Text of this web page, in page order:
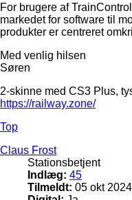
For brugere af
markedet for software til
produkter er centreret
Med venlig hilsen
Søren
2-skinne med CS3 Plus,
https://railway.zone/
Top
Claus Frost
Stationsbetjent
Indlæg: 45
Tilmeldt: 05 okt